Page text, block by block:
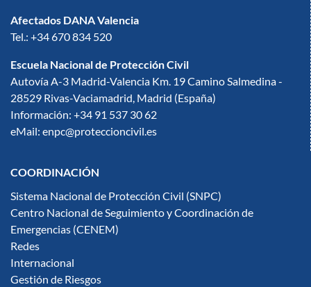
Afectados DANA Valencia
Tel.: +34 670 834 520
Escuela Nacional de Protección Civil
Autovía A-3 Madrid-Valencia Km. 19 Camino Salmedina -
28529 Rivas-Vaciamadrid, Madrid (España)
Información: +34 91 537 30 62
eMail: enpc@proteccioncivil.es
COORDINACIÓN
Sistema Nacional de Protección Civil (SNPC)
Centro Nacional de Seguimiento y Coordinación de
Emergencias (CENEM)
Redes
Internacional
Gestión de Riesgos